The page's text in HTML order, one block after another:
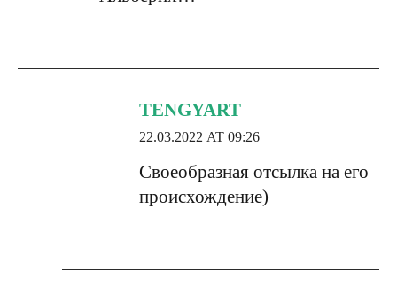
TENGYART
22.03.2022 AT 09:26
Своеобразная отсылка на его
происхождение)